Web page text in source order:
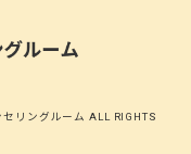
リングルーム ALL RIGHTS